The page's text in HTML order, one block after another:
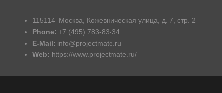
115114, Москва, Кожевническая улица, д. 7, стр. 2
Phone: +7 (495) 783-83-34
E-Mail: info@projectmate.ru
Web: https://www.projectmate.ru/